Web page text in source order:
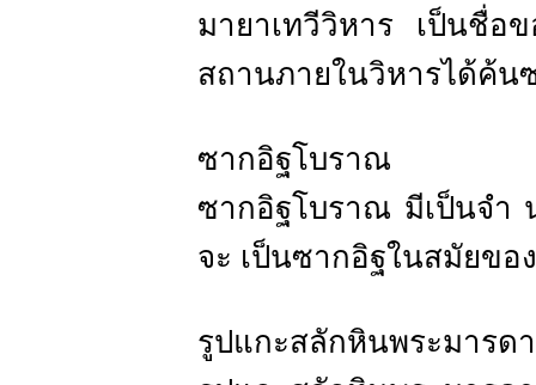
มายาเทวีวิหาร เป็นชื่อ
สถานภายในวิหารได้ค้
ซากอิฐโบราณ
ซากอิฐโบราณ มีเป็นจำ
จะ เป็นซากอิฐในสมัยขอ
รูปแกะสลักหินพระมารดา